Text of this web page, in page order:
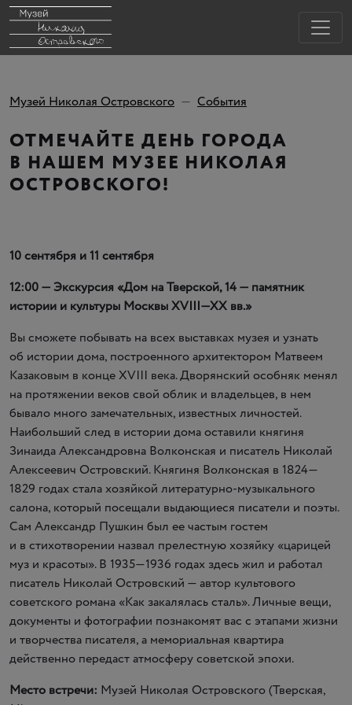
Музей Николая Островского События
ОТМЕЧАЙТЕ ДЕНЬ ГОРОДА
В НАШЕМ МУЗЕЕ НИКОЛАЯ
ОСТРОВСКОГО!
10 сентября и 11 сентября
12:00 — Экскурсия «Дом на Тверской, 14 — памятник
истории и культуры МосквыXVIII—XX вв.»
Вы сможете побывать на всех выставках музея и узнать
об истории дома, построенного архитектором Матвеем
Казаковым в конце XVIII века. Дворянский особняк менял
на протяжении веков свой облик и владельцев, в нем
бывало много замечательных, известных личностей.
Наибольший след в истории дома оставили княгиня
Зинаида Александровна Волконская и писатель Николай
Алексеевич Островский. Княгиня Волконская в 1824—
1829 годах стала хозяйкой литературно-музыкального
салона, который посещали выдающиеся писатели и поэты.
Сам Александр Пушкин был ее частым гостем
и в стихотворении назвал прелестную хозяйку «царицей
муз и красоты». В 1935—1936 годах здесь жил и работал
писатель Николай Островский — автор культового
советского романа «Как закалялась сталь». Личные вещи,
документы и фотографии познакомят вас с этапами жизни
и творчества писателя, а мемориальная квартира
действенно передаст атмосферу советской эпохи.
Место встречи: Музей Николая Островского(Тверская,